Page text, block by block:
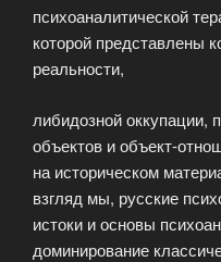
психоаналитической
которой представлены
реальности,
либидозной оккупации,
объектов и объект-
на историческом
взгляд мы, русские
истоки и основы
доминирование